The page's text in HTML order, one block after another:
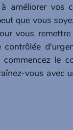
améliorer vos
que vous
vous
le
vous avec